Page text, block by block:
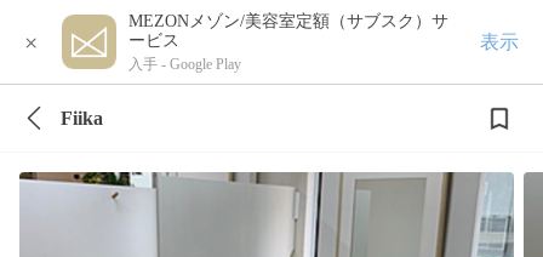
×
MEZONメゾン/美容室定額（サブスク）サ
ービス
入手 - Google Play
表示
Fiika